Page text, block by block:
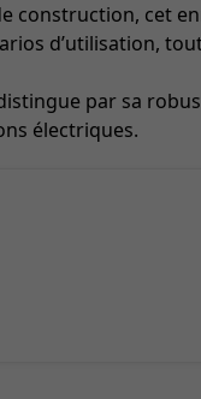
construction, cet
d’utilisation,
distingue par sa
électriques.